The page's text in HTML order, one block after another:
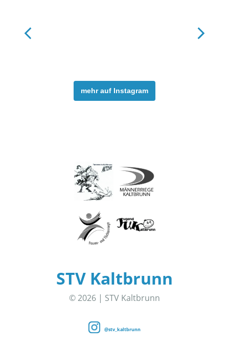
mehr auf Instagram
STV Kaltbrunn
© 2026 | STV Kaltbrunn
@stv_kaltbrunn